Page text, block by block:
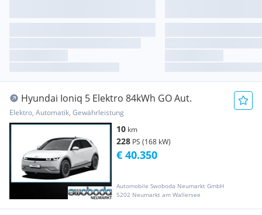
Hyundai Ioniq 5 Elektro 84kWh GO Aut.
Elektro, Automatik, Gewährleistung
10 km
228 PS (168 kW)
Automobile Swoboda Neumarkt GmbH
5202 Neumarkt am Wallersee
€ 40.350